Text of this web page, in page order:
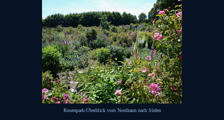
Rosenpark-Überblick vom Nordzaun nach Süden